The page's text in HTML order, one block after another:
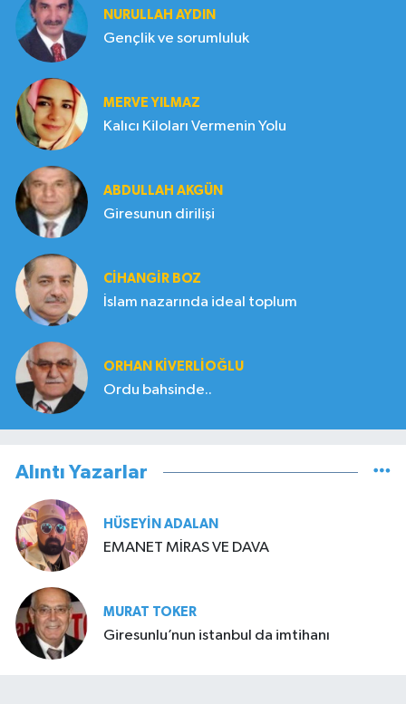
NURULLAH AYDIN
Gençlik ve sorumluluk
MERVE YILMAZ
Kalıcı Kiloları Vermenin Yolu
ABDULLAH AKGÜN
Giresunun dirilişi
CIHANGIR BOZ
İslam nazarında ideal toplum
ORHAN KIVERLIOĞLU
Ordu bahsinde..
Alıntı Yazarlar
HÜSEYIN ADALAN
EMANET MİRAS VE DAVA
MURAT TOKER
Giresunlu’nun istanbul da imtihanı